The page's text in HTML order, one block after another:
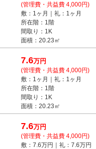
(管理費・共益費 4,000円)
敷：1ヶ月｜礼：1ヶ月
所在階：1階
間取り：1K
面積：20.23㎡
7.6万円
(管理費・共益費 4,000円)
敷：1ヶ月｜礼：1ヶ月
所在階：1階
間取り：1K
面積：20.23㎡
7.6万円
(管理費・共益費 4,000円)
敷：7.6万円｜礼：7.6万円